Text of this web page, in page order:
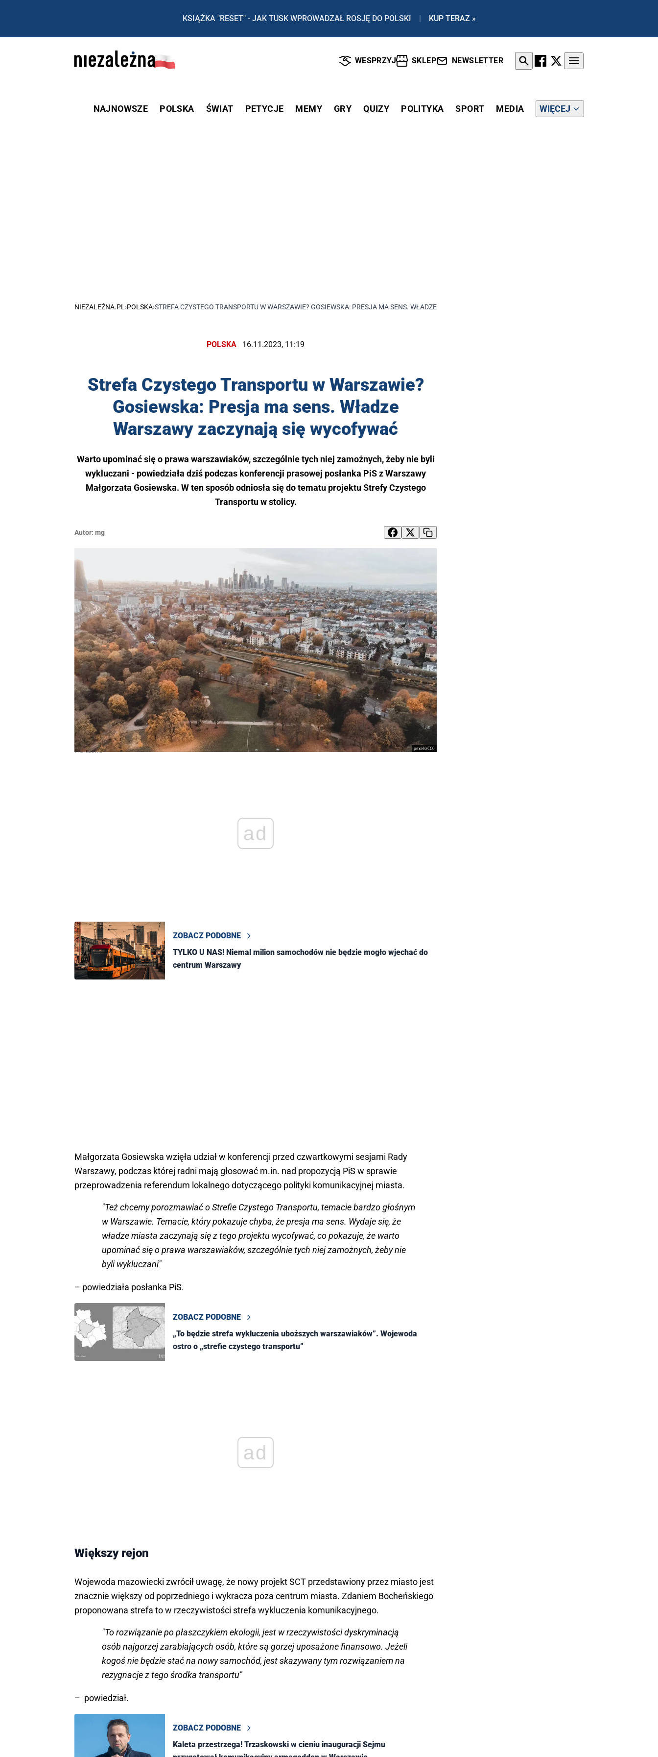
KSIĄŻKA "RESET" - JAK TUSK WPROWADZAŁ ROSJĘ DO POLSKI | KUP TERAZ »
WESPRZYJ SKLEP NEWSLETTER
NAJNOWSZE POLSKA ŚWIAT PETYCJE MEMY GRY QUIZY POLITYKA SPORT MEDIA WIĘCEJ
NIEZALEŻNA.PL ›POLSKA›STREFA CZYSTEGO TRANSPORTU W WARSZAWIE? GOSIEWSKA: PRESJA MA SENS. WŁADZE WARSZAWY ZACZYNAJĄ SIĘ WYCOFYWAĆ
POLSKA 16.11.2023, 11:19
Strefa Czystego Transportu w Warszawie?
Gosiewska: Presja ma sens. Władze
Warszawy zaczynają się wycofywać
Warto upominać się o prawa warszawiaków, szczególnie tych niej zamożnych, żeby nie byli
wykluczani - powiedziała dziś podczas konferencji prasowej posłanka PiS z Warszawy
Małgorzata Gosiewska. W ten sposób odniosła się do tematu projektu Strefy Czystego
Transportu w stolicy.
Autor: mg
pexels/CC0
Warszawa
ad
ZOBACZ PODOBNE
TYLKO U NAS! Niemal milion samochodów nie będzie mogło wjechać do
centrum Warszawy
Małgorzata Gosiewska wzięła udział w konferencji przed czwartkowymi sesjami Rady
Warszawy, podczas której radni mają głosować m.in. nad propozycją PiS w sprawie
przeprowadzenia referendum lokalnego dotyczącego polityki komunikacyjnej miasta.
"Też chcemy porozmawiać o Strefie Czystego Transportu, temacie bardzo głośnym
w Warszawie. Temacie, który pokazuje chyba, że presja ma sens. Wydaje się, że
władze miasta zaczynają się z tego projektu wycofywać, co pokazuje, że warto
upominać się o prawa warszawiaków, szczególnie tych niej zamożnych, żeby nie
byli wykluczani"
– powiedziała posłanka PiS.
ZOBACZ PODOBNE
„To będzie strefa wykluczenia uboższych warszawiaków”. Wojewoda
ostro o „strefie czystego transportu”
ad
Większy rejon
Wojewoda mazowiecki zwrócił uwagę, że nowy projekt SCT przedstawiony przez miasto jest
znacznie większy od poprzedniego i wykracza poza centrum miasta. Zdaniem Bocheńskiego
proponowana strefa to w rzeczywistości strefa wykluczenia komunikacyjnego.
"To rozwiązanie po płaszczykiem ekologii, jest w rzeczywistości dyskryminacją
osób najgorzej zarabiających osób, które są gorzej uposażone finansowo. Jeżeli
kogoś nie będzie stać na nowy samochód, jest skazywany tym rozwiązaniem na
rezygnacje z tego środka transportu"
– powiedział.
ZOBACZ PODOBNE
Kaleta przestrzega! Trzaskowski w cieniu inauguracji Sejmu